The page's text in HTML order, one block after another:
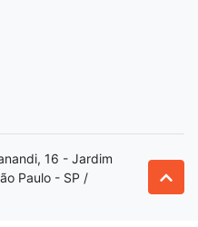
16 - Jardim
Paulo - SP /